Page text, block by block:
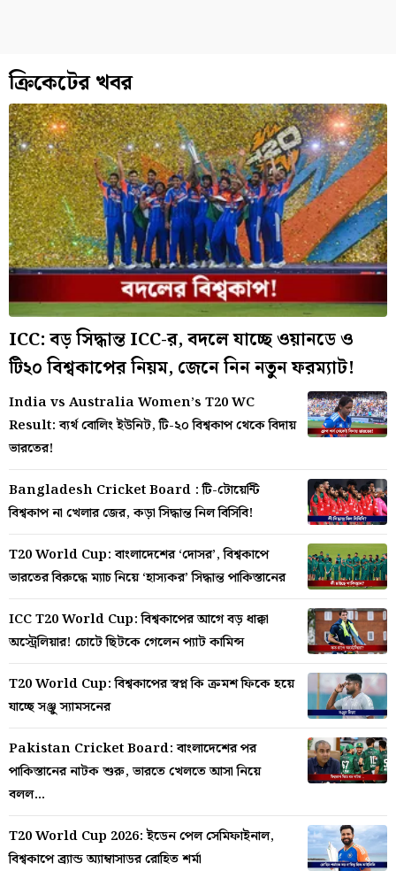
ক্রিকেটের খবর
ICC: বড় সিদ্ধান্ত ICC-র, বদলে যাচ্ছে ওয়ানডে ও
টি২০ বিশ্বকাপের নিয়ম, জেনে নিন নতুন ফরম্যাট!
India vs Australia Women’s T20 WC
Result: ব্যর্থ বোলিং ইউনিট, টি-২০ বিশ্বকাপ থেকে বিদায়
ভারতের!
Bangladesh Cricket Board : টি-টোয়েন্টি
বিশ্বকাপ না খেলার জের, কড়া সিদ্ধান্ত নিল বিসিবি!
T20 World Cup: বাংলাদেশের ‘দোসর’, বিশ্বকাপে
ভারতের বিরুদ্ধে ম্যাচ নিয়ে ‘হাস্যকর’ সিদ্ধান্ত পাকিস্তানের
ICC T20 World Cup: বিশ্বকাপের আগে বড় ধাক্কা
অস্ট্রেলিয়ার! চোটে ছিটকে গেলেন প্যাট কামিন্স
T20 World Cup: বিশ্বকাপের স্বপ্ন কি ক্রমশ ফিকে হয়ে
যাচ্ছে সঞ্জু স্যামসনের
Pakistan Cricket Board: বাংলাদেশের পর
পাকিস্তানের নাটক শুরু, ভারতে খেলতে আসা নিয়ে
বলল…
T20 World Cup 2026: ইডেন পেল সেমিফাইনাল,
বিশ্বকাপে ব্র্যান্ড অ্যাম্বাসাডর রোহিত শর্মা